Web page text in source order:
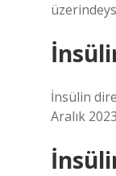
İnsülin
Aralık 2023